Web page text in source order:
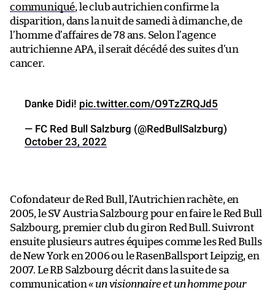
communiqué, le club autrichien confirme la
disparition, dans la nuit de samedi à dimanche, de
l’homme d’affaires de 78 ans. Selon l’agence
autrichienne APA, il serait décédé des suites d’un
cancer.
Danke Didi! pic.twitter.com/O9TzZRQJd5
— FC Red Bull Salzburg (@RedBullSalzburg)
October 23, 2022
Cofondateur de Red Bull, l’Autrichien rachète, en
2005, le SV Austria Salzbourg pour en faire le Red Bull
Salzbourg, premier club du giron Red Bull. Suivront
ensuite plusieurs autres équipes comme les Red Bulls
de New York en 2006 ou le RasenBallsport Leipzig, en
2007. Le RB Salzbourg décrit dans la suite de sa
communication« un visionnaire et un homme pour